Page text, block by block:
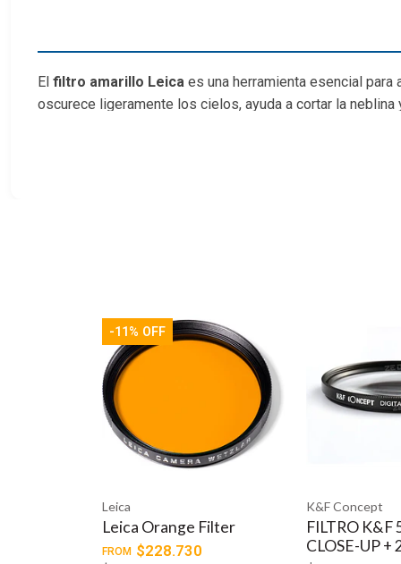
El filtro amarillo Leica es una herramienta esencial
oscurece ligeramente los cielos, ayuda a cortar la
K&F Concept
FILTRO K&F 55MM HD
CLOSE-UP + 2
Haida
Filtro
Infrarrojo